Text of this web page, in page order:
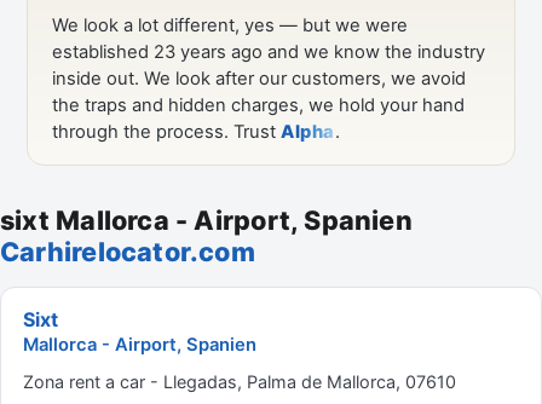
sixt Mallorca - Airport, Spanien
Carhirelocator.com
Sixt
Mallorca - Airport, Spanien
Zona rent a car - Llegadas, Palma de Mallorca, 07610